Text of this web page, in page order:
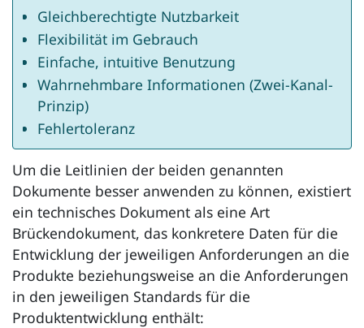
Gleichberechtigte Nutzbarkeit
Flexibilität im Gebrauch
Einfache, intuitive Benutzung
Wahrnehmbare Informationen (Zwei-Kanal-
Prinzip)
Fehlertoleranz
Um die Leitlinien der beiden genannten
Dokumente besser anwenden zu können, existiert
ein technisches Dokument als eine Art
Brückendokument, das konkretere Daten für die
Entwicklung der jeweiligen Anforderungen an die
Produkte beziehungsweise an die Anforderungen
in den jeweiligen Standards für die
Produktentwicklung enthält: